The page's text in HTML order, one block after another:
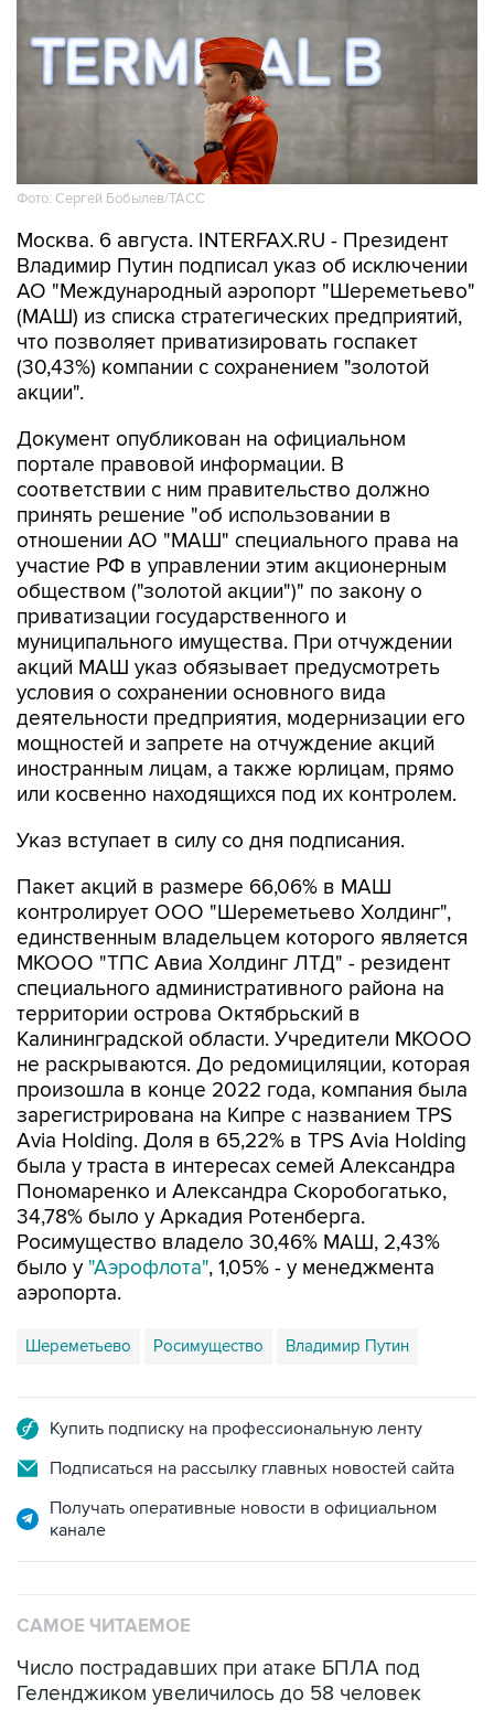
Фото: Сергей Бобылев/ТАСС
Москва. 6 августа. INTERFAX.RU - Президент
Владимир Путин подписал указ об исключении
АО "Международный аэропорт "Шереметьево"
(МАШ) из списка стратегических предприятий,
что позволяет приватизировать госпакет
(30,43%) компании с сохранением "золотой
акции".
Документ опубликован на официальном
портале правовой информации. В
соответствии с ним правительство должно
принять решение "об использовании в
отношении АО "МАШ" специального права на
участие РФ в управлении этим акционерным
обществом ("золотой акции")" по закону о
приватизации государственного и
муниципального имущества. При отчуждении
акций МАШ указ обязывает предусмотреть
условия о сохранении основного вида
деятельности предприятия, модернизации его
мощностей и запрете на отчуждение акций
иностранным лицам, а также юрлицам, прямо
или косвенно находящихся под их контролем.
Указ вступает в силу со дня подписания.
Пакет акций в размере 66,06% в МАШ
контролирует ООО "Шереметьево Холдинг",
единственным владельцем которого является
МКООО "ТПС Авиа Холдинг ЛТД" - резидент
специального административного района на
территории острова Октябрьский в
Калининградской области. Учредители МКООО
не раскрываются. До редомициляции, которая
произошла в конце 2022 года, компания была
зарегистрирована на Кипре с названием TPS
Avia Holding. Доля в 65,22% в TPS Avia Holding
была у траста в интересах семей Александра
Пономаренко и Александра Скоробогатько,
34,78% было у Аркадия Ротенберга.
Росимущество владело 30,46% МАШ, 2,43%
было у "Аэрофлота", 1,05% - у менеджмента
аэропорта.
Шереметьево Росимущество Владимир Путин
Купить подписку на профессиональную ленту
Подписаться на рассылку главных новостей сайта
Получать оперативные новости в официальном
канале
САМОЕ ЧИТАЕМОЕ
Число пострадавших при атаке БПЛА под
Геленджиком увеличилось до 58 человек